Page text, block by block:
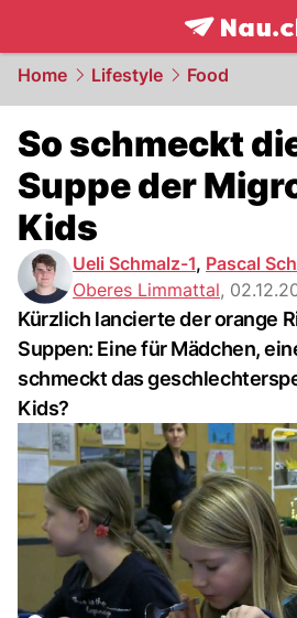
frontpage.
Home Lifestyle Food
So schmeckt
Suppe der
Kids
Ueli Schmalz-1, Pascal
Oberes Limmattal,
Kürzlich lancierte der orange
Suppen: Eine für Mädchen,
schmeckt das
Kids?